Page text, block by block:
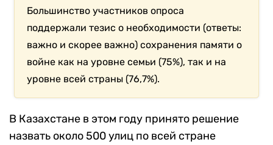
Большинство участников опроса
поддержали тезис о необходимости (ответы:
важно и скорее важно) сохранения памяти о
войне как на уровне семьи (75%), так и на
уровне всей страны (76,7%).
В Казахстане в этом году принято решение
назвать около 500 улиц по всей стране